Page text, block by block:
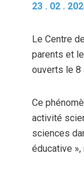
23 . 02 .
Le Centre
parents et
ouverts le 8
Ce
activité
sciences
éducative »,